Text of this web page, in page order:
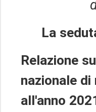
La
Relazione
nazionale
all'anno